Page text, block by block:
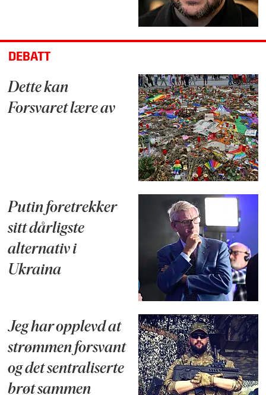
DEBATT
Dette kan
Forsvaret lære av
Putin foretrekker
sitt dårligste
alternativ i
Ukraina
Jeg har opplevd at
strømmen forsvant
og det sentraliserte
brøt sammen